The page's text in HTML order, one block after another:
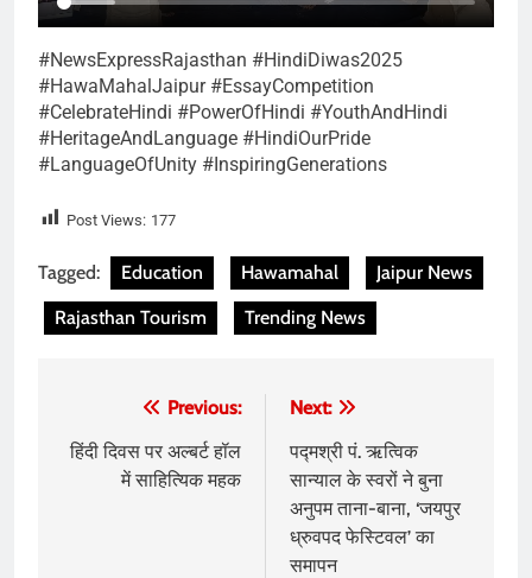
#NewsExpressRajasthan #HindiDiwas2025
#HawaMahalJaipur #EssayCompetition
#CelebrateHindi #PowerOfHindi #YouthAndHindi
#HeritageAndLanguage #HindiOurPride
#LanguageOfUnity #InspiringGenerations
Post Views: 177
Tagged: Education Hawamahal
Jaipur News
Rajasthan Tourism
Trending News
navigation
Previous:
हिंदी दिवस पर अल्बर्ट हॉल
में साहित्यिक महक
Next:
पद्मश्री पं. ऋत्विक
सान्याल के स्वरों ने बुना
अनुपम ताना-बाना, ‘जयपुर
ध्रुवपद फेस्टिवल’ का
समापन